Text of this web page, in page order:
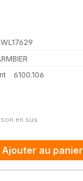
WL17629
6100.106
en sus
Ajouter au panier